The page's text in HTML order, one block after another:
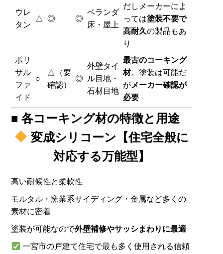
ウレ
タン
△ ◎ ◎
ベランダ
床・屋上
だしメーカーによ
っては塗装不要で
高耐久の製品もあ
り
ポリ
サル
ファ
イド
○
△（要
確認）
◎
外壁タイ
ル目地・
石材目地
最古のコーキング
材。塗装は可能だ
がメーカー確認が
必要
■ 各コーキング材の特徴と用途
変成シリコーン【住宅全般に
対応する万能型】
高い耐候性と柔軟性
モルタル・窯業系サイディング・金属など多くの
素材に密着
塗装が可能なので外壁補修やサッシまわりに最適
一宮市の戸建て住宅で最も多く使用される信頼